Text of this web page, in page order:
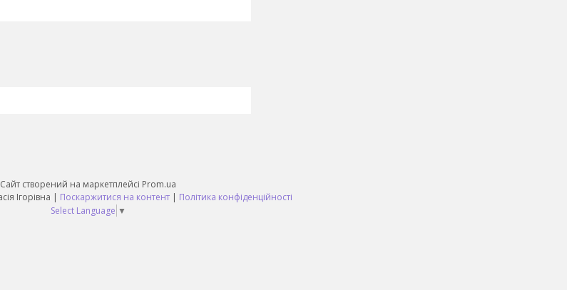
Сайт створений на маркетплейсі Prom.ua
Sunny Day ФОП Пода Анастасія Ігорівна | Поскаржитися на контент | Політика конфіденційності
Select Language ▼